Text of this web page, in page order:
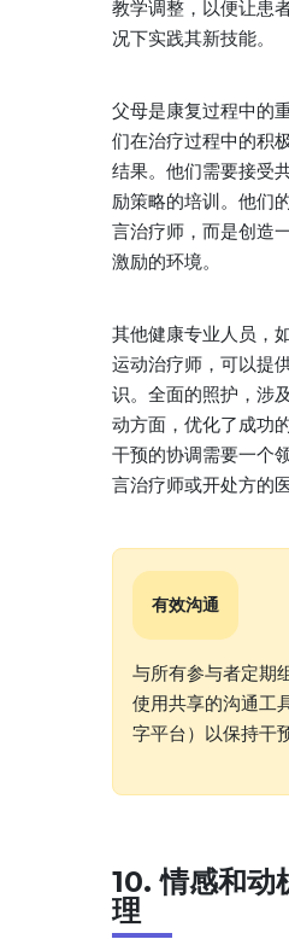
教学调整，以便让患
况下实践其新技能。
父母是康复过程中的
们在治疗过程中的积
结果。他们需要接受
励策略的培训。他们
言治疗师，而是创造
激励的环境。
其他健康专业人员，
运动治疗师，可以提
识。全面的照护，涉
动方面，优化了成功
干预的协调需要一个
言治疗师或开处方的医
有效沟通
与所有参与者定期
使用共享的沟通工
字平台）以保持干
10. 情感和动
理